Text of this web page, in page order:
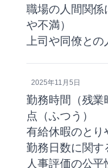
職場の人間関係
や不満）
上司や同僚と
2025年11月5日
勤務時間（残業
点（ふつう）
有給休暇のとり
勤務日数に関す
人事評価の公平